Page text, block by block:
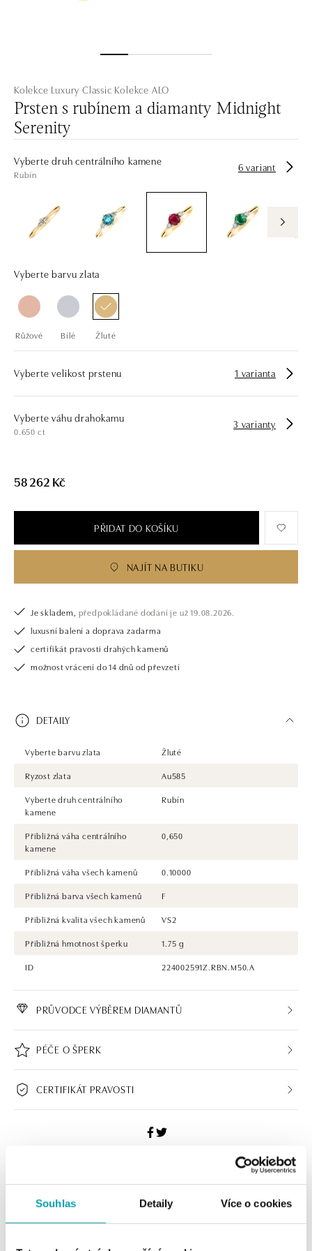
Souhlas Detaily Více o cookies
Kolekce Luxury Classic Kolekce ALO
Prsten s rubínem a diamanty Midnight
Serenity
Vyberte druh centrálního kamene
Rubín
6 variant
Vyberte barvu zlata
Růžové Bílé Žluté
Vyberte velikost prstenu 1 varianta
Vyberte váhu drahokamu
0.650 ct
3 varianty
58 262 Kč
PŘIDAT DO KOŠÍKU
NAJÍT NA BUTIKU
Je skladem, předpokládané dodání je už 19.08.2026.
luxusní balení a doprava zadarma
certifikát pravosti drahých kamenů
možnost vrácení do 14 dnů od převzetí
DETAILY
Vyberte barvu zlata
Žluté
Ryzost zlata
Au585
Vyberte druh centrálního
kamene
Rubín
Přibližná váha centrálního
kamene
0,650
Přibližná váha všech kamenů
0.10000
Přibližná barva všech kamenů
F
Přibližná kvalita všech kamenů
VS2
Přibližná hmotnost šperku
1.75 g
ID
224002591Z.RBN.M50.A
PRŮVODCE VÝBĚREM DIAMANTŮ
PÉČE O ŠPERK
CERTIFIKÁT PRAVOSTI
HALADA BUTIKY